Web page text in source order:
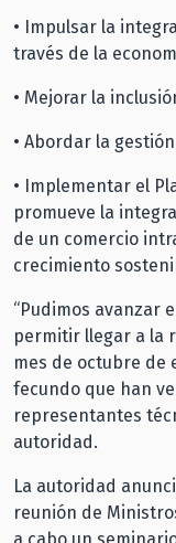
• Impulsar la
través de la
• Mejorar la
• Abordar la
• Implementar el
promueve la
de un comercio
crecimiento
“Pudimos avanzar
permitir llegar a la
mes de octubre de
fecundo que han
representantes
autoridad.
La autoridad
reunión de
a cabo un